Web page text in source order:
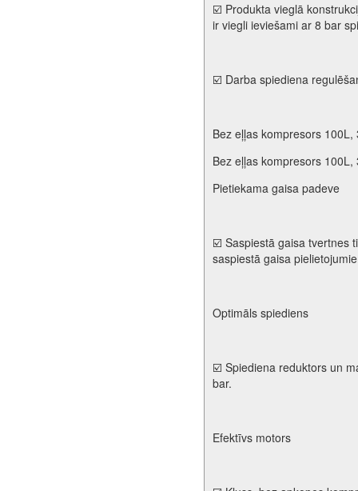
☑️ Produkta vieglā
ir viegli ieviešami ar 8 bar
☑️ Darba spiediena
Bez eļļas kompresors
Bez eļļas kompresors
Pietiekama gaisa padeve
☑️ Saspiestā gaisa tvertnes
saspiestā gaisa
Optimāls spiediens
☑️ Spiediena reduktors un
bar.
Efektīvs motors